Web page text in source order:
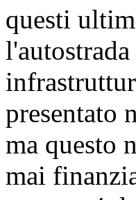
questi
presentato
ma questo
mai